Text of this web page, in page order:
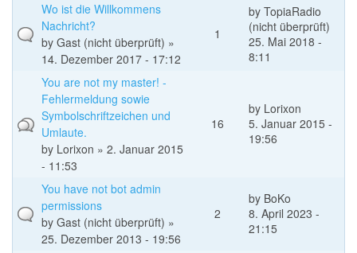
Wo ist die Willkommens
Nachricht?
by Gast (nicht überprüft) »
14. Dezember 2017 - 17:12
1
by TopiaRadio
(nicht überprüft)
25. Mai 2018 -
8:11
You are not my master! -
Fehlermeldung sowie
Symbolschriftzeichen und
Umlaute.
by Lorixon » 2. Januar 2015
- 11:53
16
by Lorixon
5. Januar 2015 -
19:56
You have not bot admin
permissions
by Gast (nicht überprüft) »
25. Dezember 2013 - 19:56
2
by BoKo
8. April 2023 -
21:15